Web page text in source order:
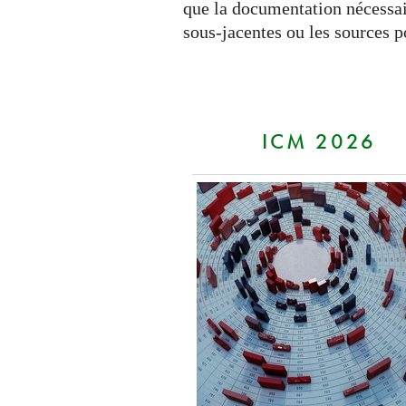
que la documentation
sous-jacentes ou les sources
ICM 2026